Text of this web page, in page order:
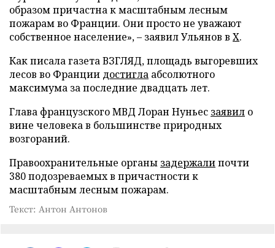
образом причастна к масштабным лесным
пожарам во Франции. Они просто не уважают
собственное население», – заявил Ульянов в X.
Как писала газета ВЗГЛЯД, площадь выгоревших
лесов во Франции достигла абсолютного
максимума за последние двадцать лет.
Глава французского МВД Лоран Нуньес заявил о
вине человека в большинстве природных
возгораний.
Правоохранительные органы задержалипочти
380 подозреваемых в причастности к
масштабным лесным пожарам.
Текст: Антон Антонов